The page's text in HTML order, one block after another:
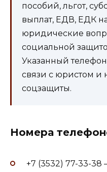
пособий, льгот,
выплат, ЕДВ, ЕДК
юридические
социальной
Указанный
связи с юристом и
соцзащиты.
Номера
+7 (3532) 77-33-